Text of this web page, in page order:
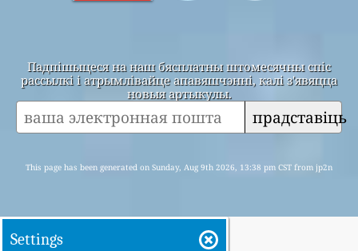
Падпішыцеся на наш бясплатны штомесячны спіс
рассылкі і атрымлівайце апавяшчэнні, калі з'явяцца
новыя артыкулы.
прадставіць
This page has been generated on Sunday, Aug 9th 2026, 13:38 pm CST from jp2n
Settings